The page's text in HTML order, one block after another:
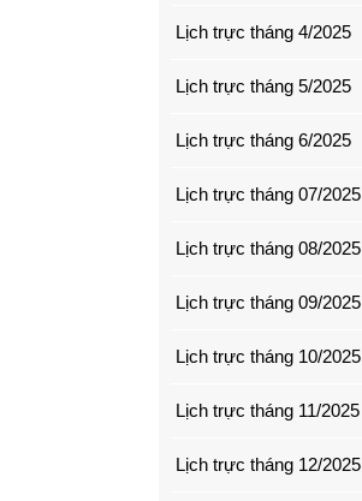
Lịch trực tháng 4/2025
Lịch trực tháng 5/2025
Lịch trực tháng 6/2025
Lịch trực tháng 07/2025
Lịch trực tháng 08/2025
Lịch trực tháng 09/2025
Lịch trực tháng 10/2025
Lịch trực tháng 11/2025
Lịch trực tháng 12/2025